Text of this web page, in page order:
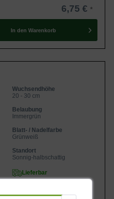
6,75 €
In den Warenkorb
Wuchsendhöhe
20 - 30 cm
Belaubung
Immergrün
Blatt- / Nadelfarbe
Grünweiß
Standort
Sonnig-halbschattig
Lieferbar